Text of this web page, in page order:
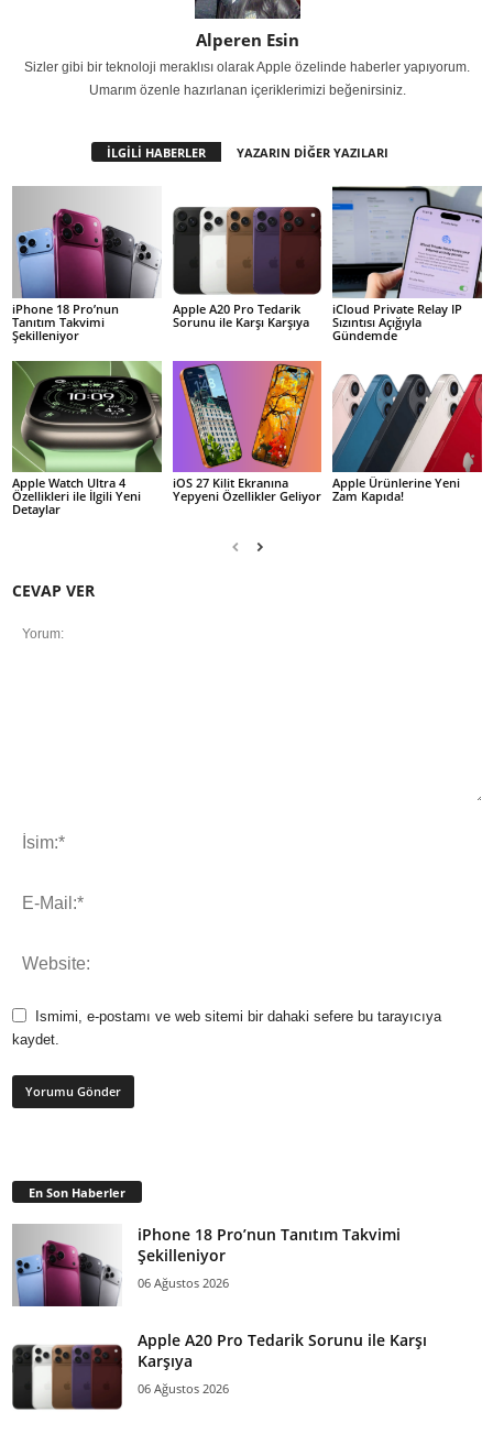
Alperen Esin
Sizler gibi bir teknoloji meraklısı olarak Apple özelinde haberler yapıyorum.
Umarım özenle hazırlanan içeriklerimizi beğenirsiniz.
İLGİLİ HABERLER YAZARIN DİĞER YAZILARI
iPhone 18 Pro’nun
Tanıtım Takvimi
Şekilleniyor
Apple A20 Pro Tedarik
Sorunu ile Karşı Karşıya
iCloud Private Relay IP
Sızıntısı Açığıyla
Gündemde
Apple Watch Ultra 4
Özellikleri ile İlgili Yeni
Detaylar
iOS 27 Kilit Ekranına
Yepyeni Özellikler Geliyor
Apple Ürünlerine Yeni
Zam Kapıda!
CEVAP VER
Ismimi, e-postamı ve web sitemi bir dahaki sefere bu tarayıcıya
kaydet.
En Son Haberler
iPhone 18 Pro’nun Tanıtım Takvimi
Şekilleniyor
06 Ağustos 2026
Apple A20 Pro Tedarik Sorunu ile Karşı
Karşıya
06 Ağustos 2026